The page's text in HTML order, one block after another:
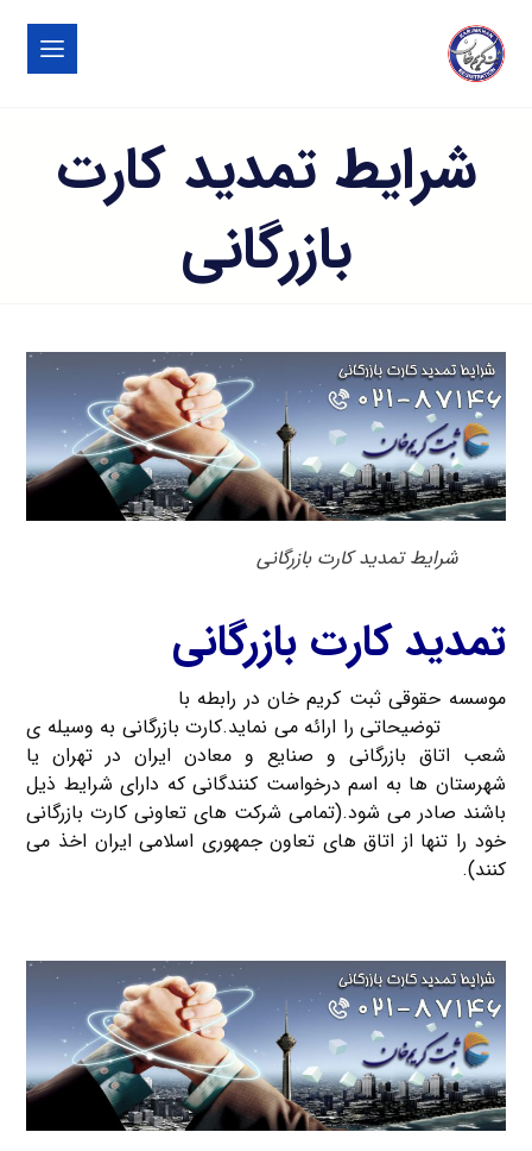
شرایط تمدید کارت
بازرگانی
شرایط تمدید کارت بازرگانی
تمدید کارت بازرگانی
موسسه حقوقی ثبت کریم خان در رابطه با
توضیحاتی را ارائه می نماید.کارت بازرگانی به وسیله ی
شعب اتاق بازرگانی و صنایع و معادن ایران در تهران یا
شهرستان ها به اسم درخواست کنندگانی که دارای شرایط ذیل
باشند صادر می شود.(تمامی شرکت های تعاونی کارت بازرگانی
خود را تنها از اتاق های تعاون جمهوری اسلامی ایران اخذ می
کنند).